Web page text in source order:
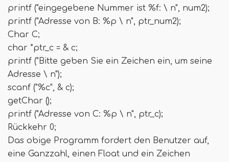
printf ("eingegebene Nummer ist %f: \ n", num2);
printf ("Adresse von B: %p \ n", ptr_num2);
Char C;
char *ptr_c = & c;
printf ("Bitte geben Sie ein Zeichen ein, um seine
Adresse \ n");
scanf ("%c", & c);
getChar ();
printf ("Adresse von C: %p \ n", ptr_c);
Rückkehr 0;
Das obige Programm fordert den Benutzer auf,
eine Ganzzahl, einen Float und ein Zeichen